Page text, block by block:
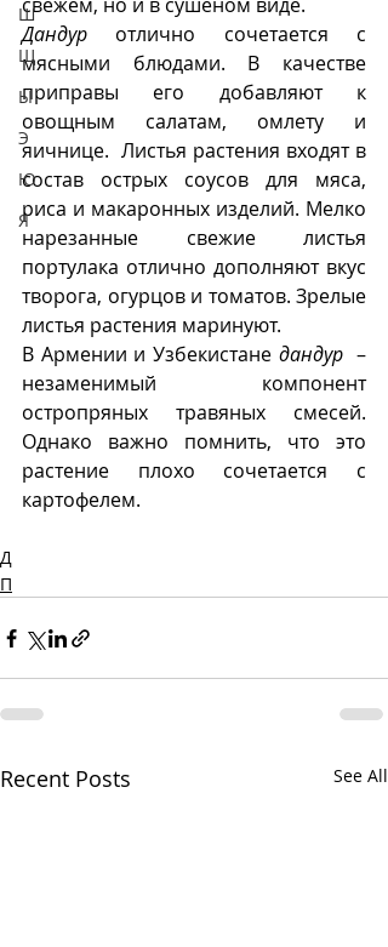
Ш
Щ
Ы
Э
Ю
Я
Дандур отлично сочетается с
мясными блюдами. В качестве
приправы его добавляют к
овощным салатам, омлету и
яичнице.  Листья растения входят в
состав острых соусов для мяса,
риса и макаронных изделий. Мелко
нарезанные свежие листья
портулака отлично дополняют вкус
творога, огурцов и томатов. Зрелые
листья растения маринуют.
В Армении и Узбекистане дандур
  –
незаменимый компонент
остропряных травяных смесей.
Однако важно помнить, что это
растение плохо сочетается с
картофелем.
Д
П
Recent Posts See All